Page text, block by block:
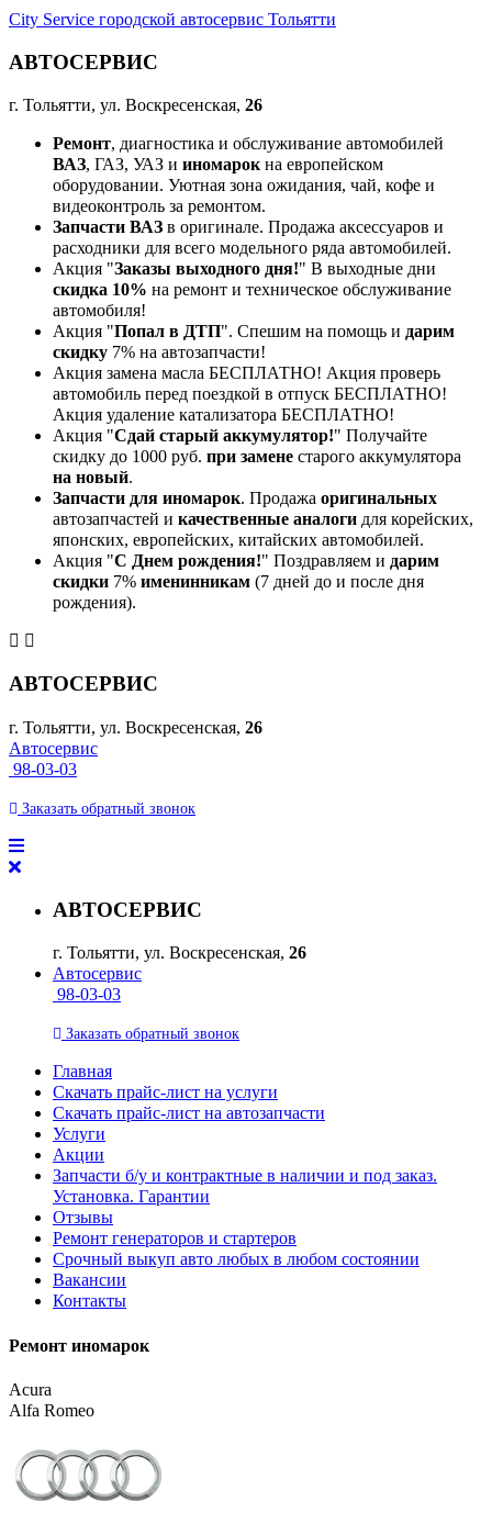
City Service городской автосервис Тольятти
АВТОСЕРВИС
г. Тольятти, ул. Воскресенская, 26
Ремонт, диагностика и обслуживание автомобилей
ВАЗ, ГАЗ, УАЗ и иномарокна европейском
оборудовании. Уютная зона ожидания, чай, кофе и
видеоконтроль за ремонтом.
Запчасти ВАЗ в оригинале. Продажа аксессуаров и
расходники для всего модельного ряда автомобилей.
Акция "Заказы выходного дня!" В выходные дни
скидка 10% на ремонт и техническое обслуживание
автомобиля!
Акция "Попал в ДТП". Спешим на помощь и дарим
скидку 7% на автозапчасти!
Акция замена масла БЕСПЛАТНО! Акция проверь
автомобиль перед поездкой в отпуск БЕСПЛАТНО!
Акция удаление катализатора БЕСПЛАТНО!
Акция "Сдай старый аккумулятор!" Получайте
скидку до 1000 руб. при замене старого аккумулятора
на новый.
Запчасти для иномарок. Продажа оригинальных
автозапчастей и качественные аналоги для корейских,
японских, европейских, китайских автомобилей.
Акция "С Днем рождения!" Поздравляем и дарим
скидки 7% именинникам (7 дней до и после дня
рождения).
АВТОСЕРВИС
г. Тольятти, ул. Воскресенская, 26
Автосервис
98-03-03
Заказать обратный звонок
АВТОСЕРВИС
г. Тольятти, ул. Воскресенская, 26
Автосервис
98-03-03
Заказать обратный звонок
Главная
Скачать прайс-лист на услуги
Скачать прайс-лист на автозапчасти
Услуги
Акции
Запчасти б/у и контрактные в наличии и под заказ.
Установка. Гарантии
Отзывы
Ремонт генераторов и стартеров
Cрочный выкуп авто любых в любом состоянии
Вакансии
Контакты
Ремонт иномарок
Acura
Alfa Romeo